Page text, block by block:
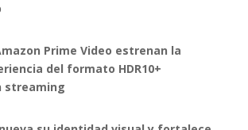
Prime Video estrenan la
del formato HDR10+
streaming